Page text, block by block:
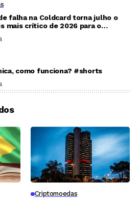
falha na Coldcard torna julho o
mais crítico de 2026 para o
como funciona? #shorts
Criptomoedas